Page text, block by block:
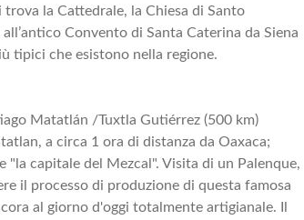
la Cattedrale, la Chiesa di Santo
Convento di Santa Caterina da Siena
tipici che esistono nella regione.
Matatlán /Tuxtla Gutiérrez (500 km)
a circa 1 ora di distanza da Oaxaca;
capitale del Mezcal". Visita di un Palenque,
il processo di produzione di questa famosa
al giorno d'oggi totalmente artigianale. Il